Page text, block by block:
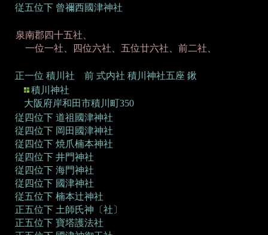
従五位下 曾禰西國津神社
泉南郡四十五社、
一位一社、四位六社、五位廿六社、前二社、
正一位 積川社 前 式内社 積川神社五座 鍬
積川神社
大阪府岸和田市積川町350
従四位下 道祖國津神社
従四位下 岡田國津神社
従四位下 焼爪楠本神社
従四位下 井門神社
従四位下 海門神社
従四位下 國津神社
従五位下 楠本辻神社
正五位下 土師氏神〔社〕
正五位下 寶塔護法社